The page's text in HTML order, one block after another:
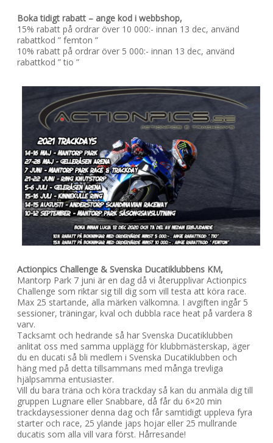
Boka tidigt rabatt – ange kod i webbshop,
15% rabatt på ordrar över 10 000:- innan 13 dec, använd
rabattkod ” femton ”
10% rabatt på ordrar över 5 000:- innan 13 dec, använd
rabattkod ” tio ”
Actionpics Challenge & Svenska Ducatiklubbens KM,
Mantorp Park 7 juni är en dag då vi återupplivar Actionpics
Challenge som riktar sig till dig som vill testa att köra race.
Max 25 startande, alla märken välkomna. I avgiften ingår 5
sessioner, träningar, kval och dubbla race heat på vardera 8
varv.
Tacksamt och hedrande så har Svenska Ducatiklubben
anlitat oss med samma upplägg för klubbmästerskap, äger
du en ducati så bli medlem i Svenska Ducatiklubben och
häng med på detta tillsammans med många trevliga
hjälpsamma entusiaster.
Vill du bara träna och köra trackday så kan du anmäla dig till
gruppen Lugnare eller Snabbare, då får du 6×20 min
trackdaysessioner denna dag och får samtidigt uppleva fyra
starter och race, 25 ylande japs hojar eller 25 mullrande
ducatis som alla vill vara först. Hårresande!